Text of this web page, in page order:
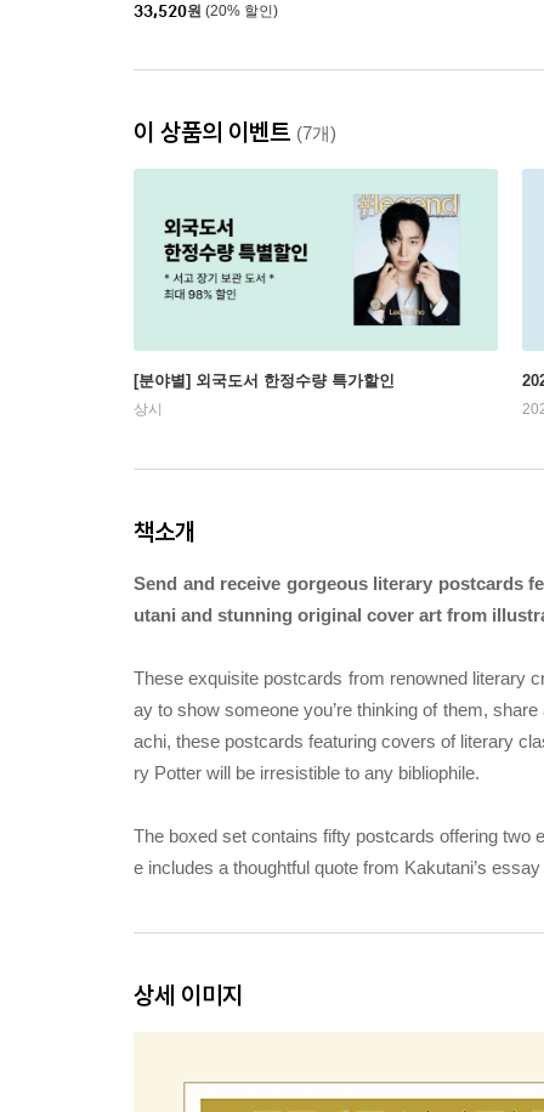
33,520원 (20% 할인)
이 상품의 이벤트 (7개)
[분야별] 외국도서 한정수량 특가할인
상시
책소개
Send and receive gorgeous literary postcards
utani and stunning original cover art from
These exquisite postcards from renowned literary
ay to show someone you’re thinking of them,
achi, these postcards featuring covers of literary
ry Potter will be irresistible to any bibliophile.
The boxed set contains fifty postcards offering two
e includes a thoughtful quote from Kakutani’s
상세 이미지